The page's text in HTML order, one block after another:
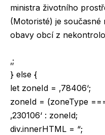
ministra životního
(Motoristé) je současné
obavy obcí z
‚;
} else {
let zoneId = ‚78406‘;
zoneId = (zoneType
‚230106‘ : zoneId;
div.innerHTML = “;